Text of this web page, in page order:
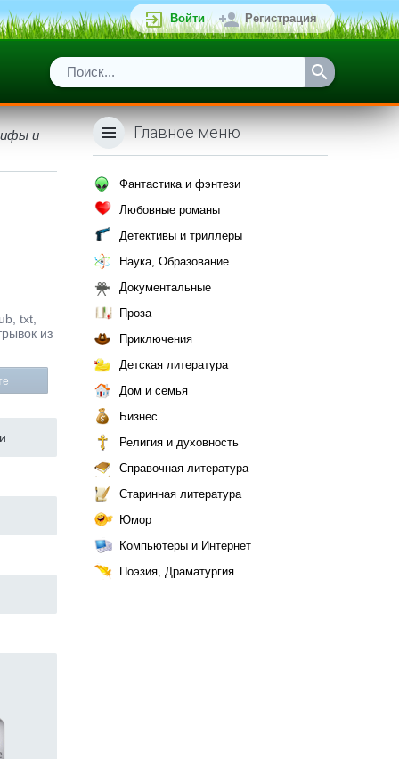
Войти Регистрация
и
txt,
из
Главное меню
Фантастика и фэнтези
Любовные романы
Детективы и триллеры
Наука, Образование
Документальные
Проза
Приключения
Детская литература
Дом и семья
Бизнес
Религия и духовность
Справочная литература
Старинная литература
Юмор
Компьютеры и Интернет
Поэзия, Драматургия